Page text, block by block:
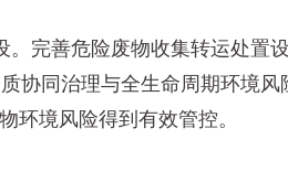
完善危险废物收集转运处置
协同治理与全生命周期环境
环境风险得到有效管控。